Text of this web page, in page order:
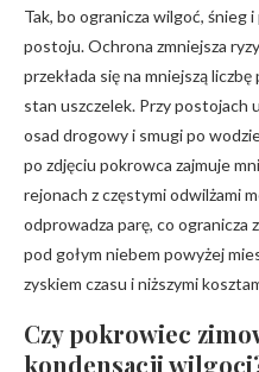
Tak, bo ogranicza wilgoć,
postoju. Ochrona zmniejsza
przekłada się na mniejszą
stan uszczelek. Przy postojach
osad drogowy i smugi po
po zdjęciu pokrowca zajmuje
rejonach z częstymi odwilżami
odprowadza parę, co ogranicza
pod gołym niebem powyżej
zyskiem czasu i niższymi
Czy pokrowiec
kondensacji